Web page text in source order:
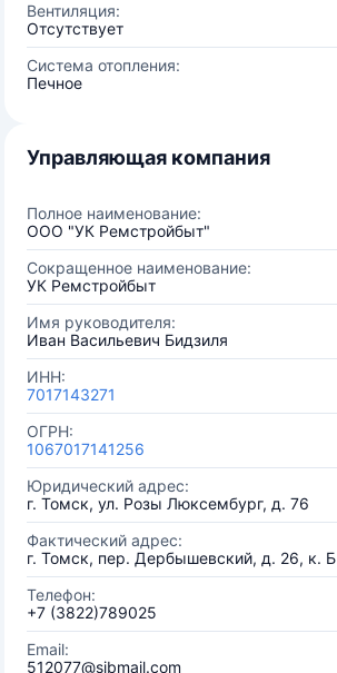
Вентиляция:
Отсутствует
Система отопления:
Печное
Управляющая компания
Полное наименование:
ООО "УК Ремстройбыт"
Сокращенное наименование:
УК Ремстройбыт
Имя руководителя:
Иван Васильевич Бидзиля
ИНН:
7017143271
ОГРН:
1067017141256
Юридический адрес:
г. Томск, ул. Розы Люксембург, д. 76
Фактический адрес:
г. Томск, пер. Дербышевский, д. 26, к. Б
Телефон:
+7 (3822)789025
Email:
512077@sibmail.com